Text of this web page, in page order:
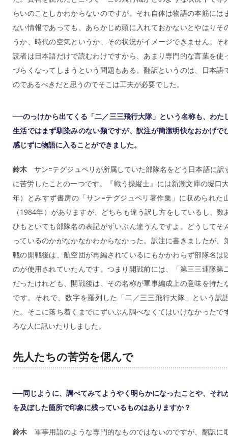
らいのことしかわからないのですが。それ自体は物語の本筋には
ない情報であっても、あらかじめ頭に入れておかないとやはりそ
うか、時代の空気というか、その状況がイメージできません。そ
読者は日本語だけで読むわけですから、あまり専門的な言葉を使
づらくなってしまうという問題もある。翻訳というのは、日本語
のであるべきだと思うのでそこは工夫が必要でした。
──のっけから出てくる「二／三三飛行大隊」という名称も、わた
生活ではまず馴染みのない類ですが、訳注が簡潔明快なおかげで
感じずに物語に入ることができました。
鈴木 サン=テグジュペリが所属していた部隊名をどう日本語に訳
に苦労したことの一つです。『戦う操縦士』には新潮文庫の堀口
年）とみすず書房の「サン=テグジュペリ著作集」に収められた
（1984年）がありますが、どちらも違う訳し方をしているし、数
ひもといても部隊名の表記がずいぶん違うんですよ。どうしてそ
っているのかがなかなかわからなかった。訳注に書きましたが、
戦の開戦後は、航空団が再編されているにもかかわらず部隊名は
のが使用されていたんです。つまり開戦前には、「第三三連隊第
だったけれども、開戦後は、その名称が軍事編成上の意味を持た
です。それで、数字を羅列した「二／三三飛行大隊」という訳
た。そこに落ち着くまでにずいぶん調べなくてはいけなかったで
ろな人に訊いたりしました。
先人たちの苦労を偲んで
──同じように、調べてみてようやく明らかになったことや、それ
を及ぼした箇所で印象に残っているものはありますか？
鈴木 軍事用語のような専門的なものではないのですが、翻訳に